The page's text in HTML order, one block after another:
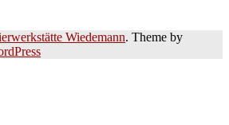
Wiedemann. Theme by